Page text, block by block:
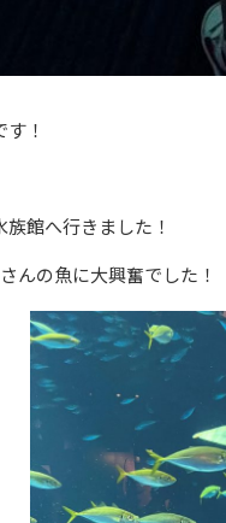
！
館へ行きました！
んの魚に大興奮でした！